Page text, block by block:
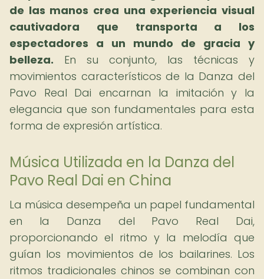
de las manos crea una experiencia visual
cautivadora que transporta a los
espectadores a un mundo de gracia y
belleza. En su conjunto, las técnicas y
movimientos característicos de la Danza del
Pavo Real Dai encarnan la imitación y la
elegancia que son fundamentales para esta
forma de expresión artística.
Música Utilizada en la Danza del
Pavo Real Dai en China
La música desempeña un papel fundamental
en la Danza del Pavo Real Dai,
proporcionando el ritmo y la melodía que
guían los movimientos de los bailarines. Los
ritmos tradicionales chinos se combinan con